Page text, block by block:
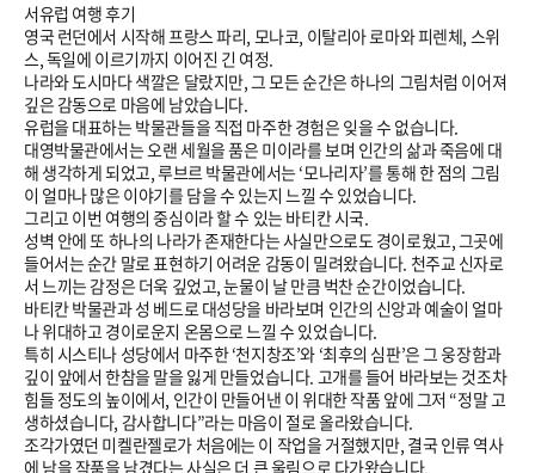
서유럽 여행 후기
영국 런던에서 시작해 프랑스 파리, 모나코, 이탈리아 로마와 피렌체, 스위
스, 독일에 이르기까지 이어진 긴 여정.
나라와 도시마다 색깔은 달랐지만, 그 모든 순간은 하나의 그림처럼 이어져
깊은 감동으로 마음에 남았습니다.
유럽을 대표하는 박물관들을 직접 마주한 경험은 잊을 수 없습니다.
대영박물관에서는 오랜 세월을 품은 미이라를 보며 인간의 삶과 죽음에 대
해 생각하게 되었고, 루브르 박물관에서는 ‘모나리자’를 통해 한 점의 그림
이 얼마나 많은 이야기를 담을 수 있는지 느낄 수 있었습니다.
그리고 이번 여행의 중심이라 할 수 있는 바티칸 시국.
성벽 안에 또 하나의 나라가 존재한다는 사실만으로도 경이로웠고, 그곳에
들어서는 순간 말로 표현하기 어려운 감동이 밀려왔습니다. 천주교 신자로
서 느끼는 감정은 더욱 깊었고, 눈물이 날 만큼 벅찬 순간이었습니다.
바티칸 박물관과 성 베드로 대성당을 바라보며 인간의 신앙과 예술이 얼마
나 위대하고 경이로운지 온몸으로 느낄 수 있었습니다.
특히 시스티나 성당에서 마주한 ‘천지창조’와 ‘최후의 심판’은 그 웅장함과
깊이 앞에서 한참을 말을 잃게 만들었습니다. 고개를 들어 바라보는 것조차
힘들 정도의 높이에서, 인간이 만들어낸 이 위대한 작품 앞에 그저 “정말 고
생하셨습니다, 감사합니다”라는 마음이 절로 올라왔습니다.
조각가였던 미켈란젤로가 처음에는 이 작업을 거절했지만, 결국 인류 역사
에 남을 작품을 남겼다는 사실은 더 큰 울림으로 다가왔습니다.